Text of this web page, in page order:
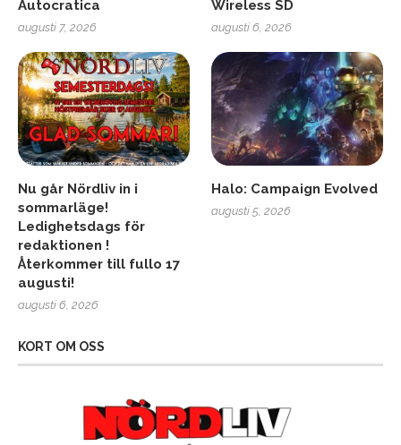
Autocratica
augusti 7, 2026
Wireless SD
augusti 6, 2026
Nu går Nördliv in i
sommarläge!
Ledighetsdags för
redaktionen !
Återkommer till fullo 17
augusti!
augusti 6, 2026
Halo: Campaign Evolved
augusti 5, 2026
KORT OM OSS